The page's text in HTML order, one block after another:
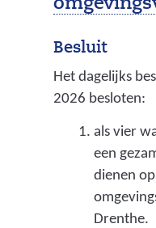
Besluit
Het dagelijks
2026 besloten:
als vier
een
dienen
Drenthe.